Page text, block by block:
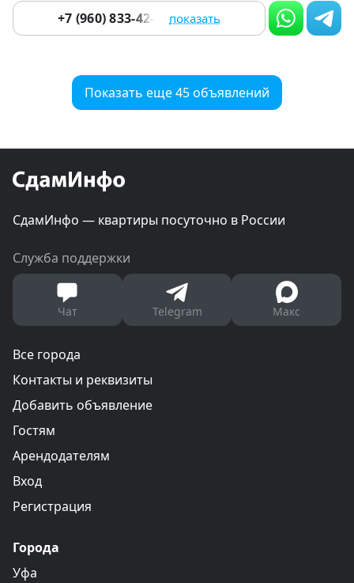
+7 (960) 833-42-97 показать
Показать еще 45 объявлений
СдамИнфо — квартиры посуточно в России
Служба поддержки
Чат Telegram Макс
Все города
Контакты и реквизиты
Добавить объявление
Гостям
Арендодателям
Вход
Регистрация
Города
Уфа